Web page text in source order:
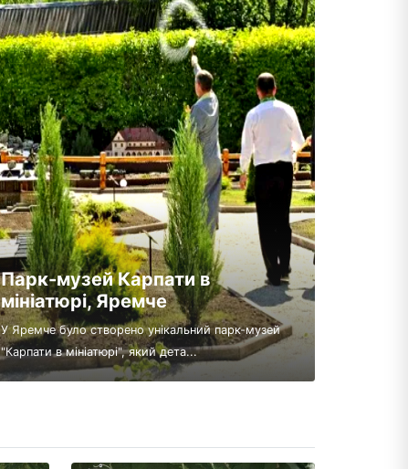
Парк-музей Карпати в
мініатюрі, Яремче
У Яремче було створено унікальний парк-музей
"Карпати в мініатюрі", який дета...